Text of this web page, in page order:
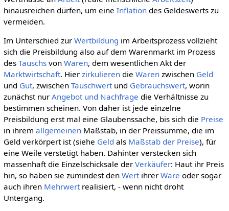
hinausreichen dürfen, um eine Inflationdes Geldeswerts zu
vermeiden.
Im Unterschied zur Wertbildung im Arbeitsprozess vollzieht
sich die Preisbildung also auf dem Warenmarkt im Prozess
des Tauschsvon Waren, dem wesentlichen Akt der
Marktwirtschaft. Hier zirkulierendie Warenzwischen Geld
und Gut, zwischen Tauschwertund Gebrauchswert, worin
zunächst nur Angebot und Nachfrage die Verhältnisse zu
bestimmen scheinen. Von daher ist jede einzelne
Preisbildung erst mal eine Glaubenssache, bis sich die Preise
in ihrem allgemeinenMaßstab, in der Preissumme, die im
Geld verkörpert ist (siehe Geld als Maßstab der Preise), für
eine Weile verstetigt haben. Dahinter verstecken sich
massenhaft die Einzelschicksale der Verkäufer: Haut ihr Preis
hin, so haben sie zumindest den Wertihrer Ware oder sogar
auch ihren Mehrwertrealisiert, - wenn nicht droht
Untergang.